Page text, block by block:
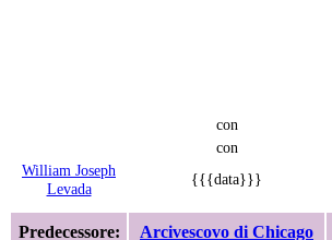
con
con
William Joseph
Levada
{{{data}}}
Predecessore: Arcivescovo di Chicago